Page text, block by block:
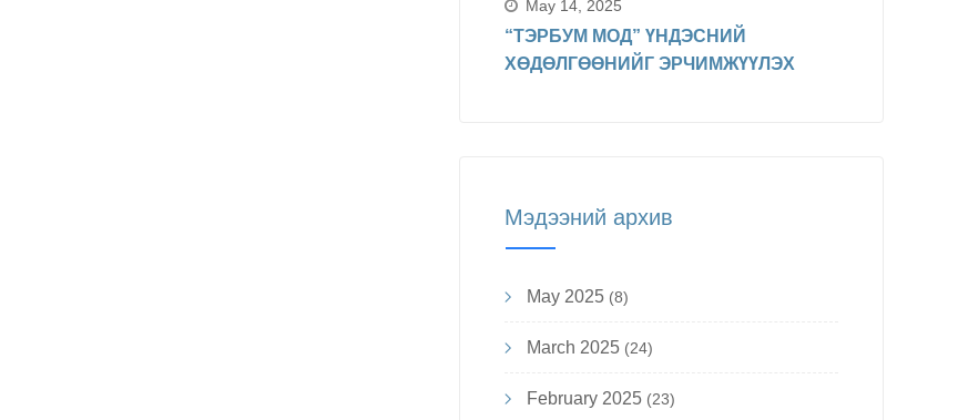
May 14, 2025
“ТЭРБУМ МОД” ҮНДЭСНИЙ
ХӨДӨЛГӨӨНИЙГ ЭРЧИМЖҮҮЛЭХ
Мэдээний архив
May 2025(8)
March 2025(24)
February 2025(23)